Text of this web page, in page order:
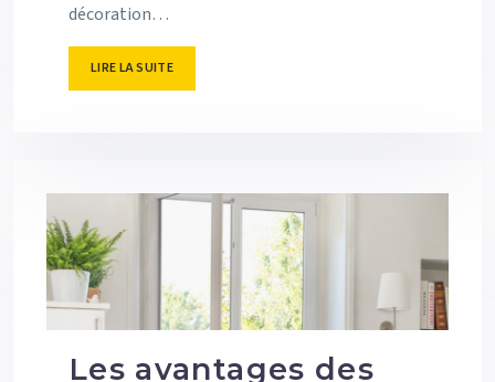
décoration…
LIRE LA SUITE
Les avantages des